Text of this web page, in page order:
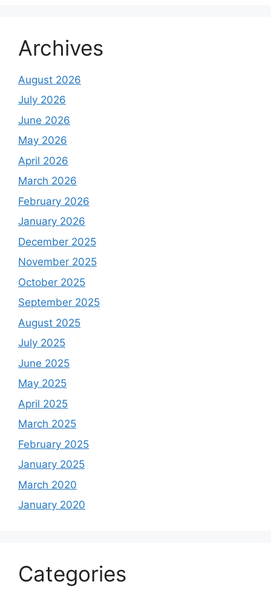
Archives
August 2026
July 2026
June 2026
May 2026
April 2026
March 2026
February 2026
January 2026
December 2025
November 2025
October 2025
September 2025
August 2025
July 2025
June 2025
May 2025
April 2025
March 2025
February 2025
January 2025
March 2020
January 2020
Categories